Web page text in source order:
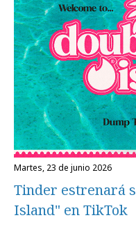
martes, 23 de junio 2026
Tinder estrenará
Island" en TikTok